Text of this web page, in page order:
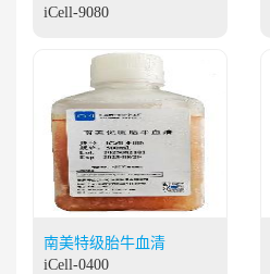
iCell-9080
南美特级胎牛血清
iCell-0400